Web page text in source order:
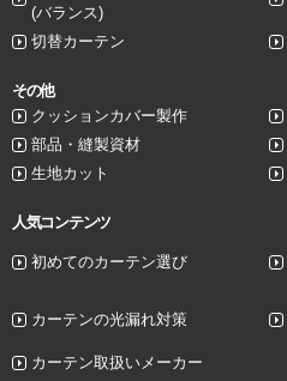
(バランス)
切替カーテン
その他
クッションカバー製作
部品・縫製資材
生地カット
人気コンテンツ
初めてのカーテン選び
カーテンの光漏れ対策
カーテン取扱いメーカー